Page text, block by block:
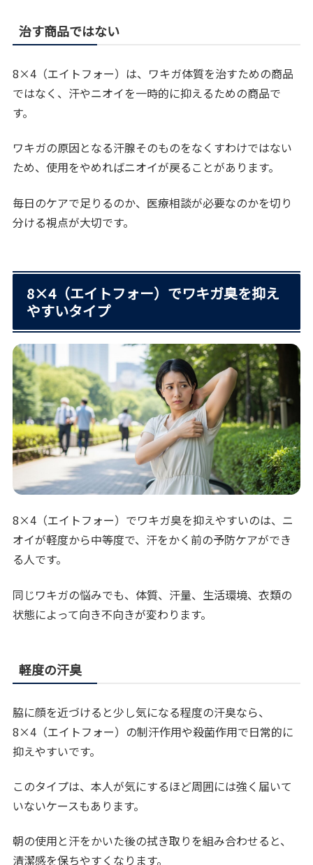
治す商品ではない
8×4（エイトフォー）は、ワキガ体質を治すための商品
ではなく、汗やニオイを一時的に抑えるための商品で
す。
ワキガの原因となる汗腺そのものをなくすわけではない
ため、使用をやめればニオイが戻ることがあります。
毎日のケアで足りるのか、医療相談が必要なのかを切り
分ける視点が大切です。
8×4（エイトフォー）でワキガ臭を抑え
やすいタイプ
8×4（エイトフォー）でワキガ臭を抑えやすいのは、ニ
オイが軽度から中等度で、汗をかく前の予防ケアができ
る人です。
同じワキガの悩みでも、体質、汗量、生活環境、衣類の
状態によって向き不向きが変わります。
軽度の汗臭
脇に顔を近づけると少し気になる程度の汗臭なら、
8×4（エイトフォー）の制汗作用や殺菌作用で日常的に
抑えやすいです。
このタイプは、本人が気にするほど周囲には強く届いて
いないケースもあります。
朝の使用と汗をかいた後の拭き取りを組み合わせると、
清潔感を保ちやすくなります。